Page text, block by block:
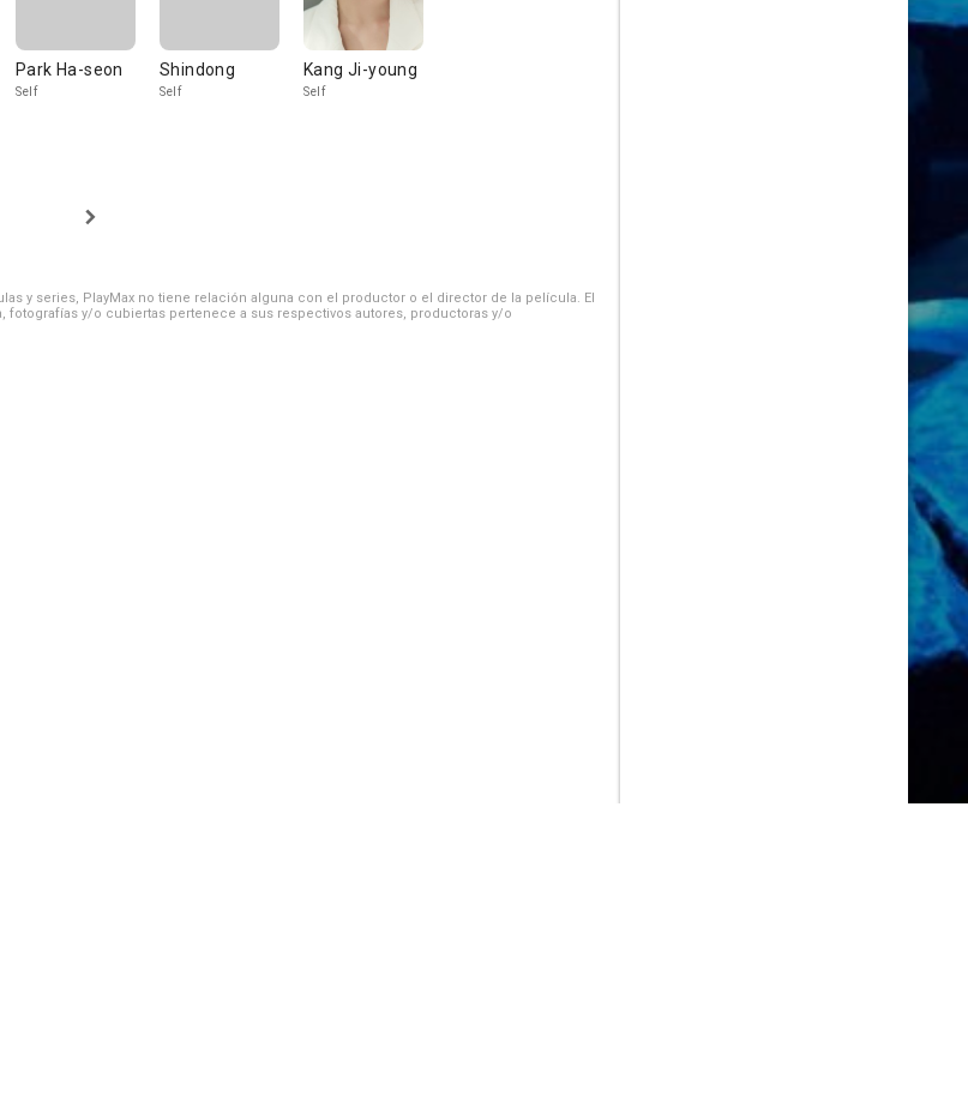
Park Ha-seon
Self
Shindong
Self
Kang Ji-young
Self
y series, PlayMax no tiene relación alguna con el productor o el director de la película. El
fotografías y/o cubiertas pertenece a sus respectivos autores, productoras y/o